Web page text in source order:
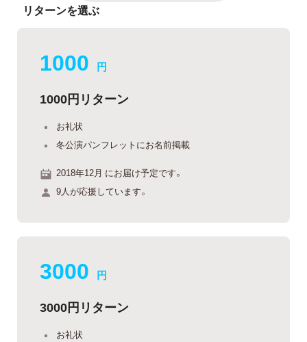
リターンを選ぶ
1000 円
1000円リターン
お礼状
冬公演パンフレットにお名前掲載
2018年12月 にお届け予定です。
9人が応援しています。
3000 円
3000円リターン
お礼状